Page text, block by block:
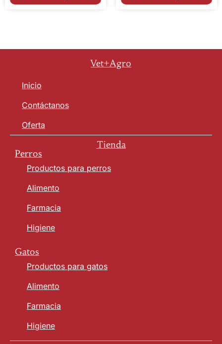
Vet+Agro
Inicio
Contáctanos
Oferta
Tienda
Perros
Productos para perros
Alimento
Farmacia
Higiene
Gatos
Productos para gatos
Alimento
Farmacia
Higiene